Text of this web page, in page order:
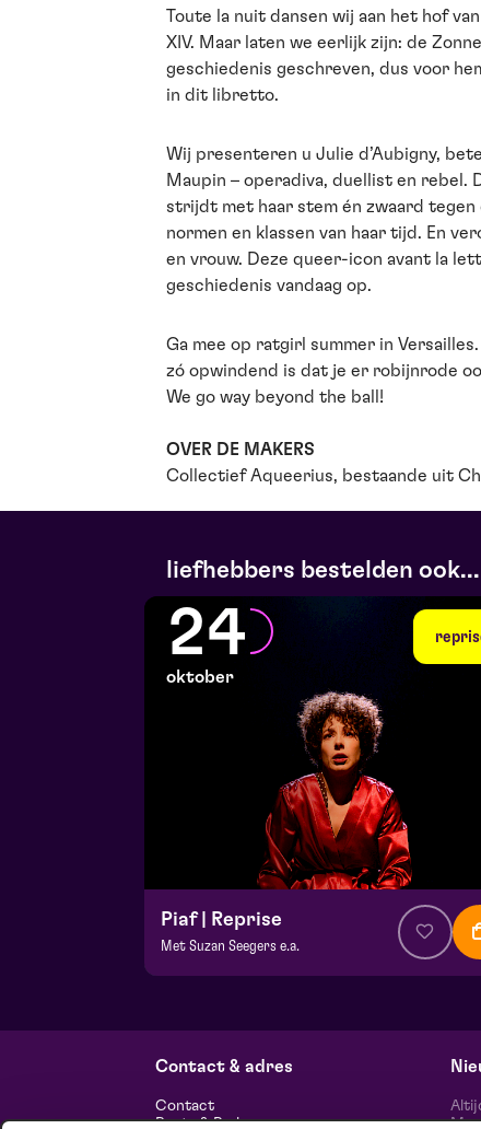
Toute la nuit dansen wij aan het hof
XIV. Maar laten we eerlijk zijn: de
geschiedenis geschreven, dus voor
in dit libretto.
Wij presenteren u Julie d’Aubigny,
Maupin – operadiva, duellist en rebel.
strijdt met haar stem én zwaard tegen
normen en klassen van haar tijd. En
en vrouw. Deze queer-icon avant la
geschiedenis vandaag op.
Ga mee op ratgirl summer in
zó opwindend is dat je er robijnrode
We go way beyond the ball!
OVER DE MAKERS
Collectief Aqueerius, bestaande uit
liefhebbers bestelden ook...
24
oktober
Piaf | Reprise
Met Suzan Seegers e.a.
za 24 oktober 2026 | 20:15
Contact & adres
Contact
Route & Parkeren